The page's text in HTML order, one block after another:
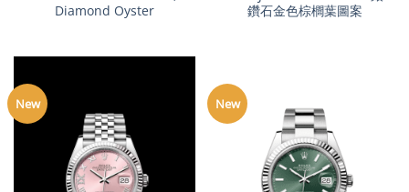
Diamond Oyster
鑽石金色棕櫚葉圖案
New New